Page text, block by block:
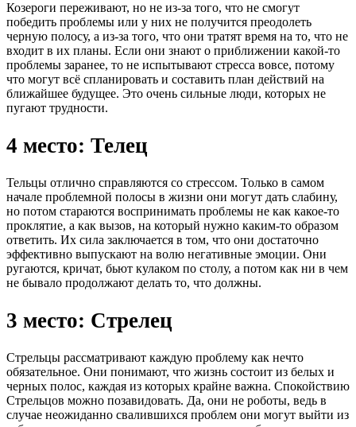
Козероги переживают, но не из-за того, что не смогут
победить проблемы или у них не получится преодолеть
черную полосу, а из-за того, что они тратят время на то, что не
входит в их планы. Если они знают о приближении какой-то
проблемы заранее, то не испытывают стресса вовсе, потому
что могут всё спланировать и составить план действий на
ближайшее будущее. Это очень сильные люди, которых не
пугают трудности.
4 место: Телец
Тельцы отлично справляются со стрессом. Только в самом
начале проблемной полосы в жизни они могут дать слабину,
но потом стараются воспринимать проблемы не как какое-то
проклятие, а как вызов, на который нужно каким-то образом
ответить. Их сила заключается в том, что они достаточно
эффективно выпускают на волю негативные эмоции. Они
ругаются, кричат, бьют кулаком по столу, а потом как ни в чем
не бывало продолжают делать то, что должны.
3 место: Стрелец
Стрельцы рассматривают каждую проблему как нечто
обязательное. Они понимают, что жизнь состоит из белых и
черных полос, каждая из которых крайне важна. Спокойствию
Стрельцов можно позавидовать. Да, они не роботы, ведь в
случае неожиданно свалившихся проблем они могут выйти из